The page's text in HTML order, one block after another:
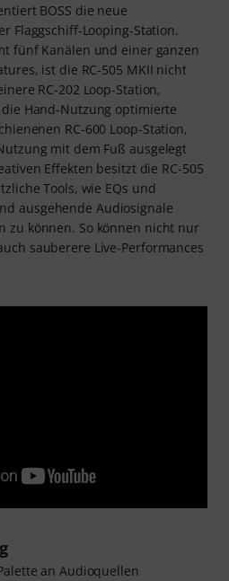
BOSS die neue
Flaggschiff-Looping-Station.
fünf Kanälen und einer ganzen
ist die RC-505 MKII nicht
RC-202 Loop-Station,
Hand-Nutzung optimierte
RC-600 Loop-Station,
mit dem Fuß ausgelegt
Effekten besitzt die RC-505
Tools, wie EQs und
ausgehende Audiosignale
zu können. So können nicht nur
sauberere Live-Performances
an Audioquellen